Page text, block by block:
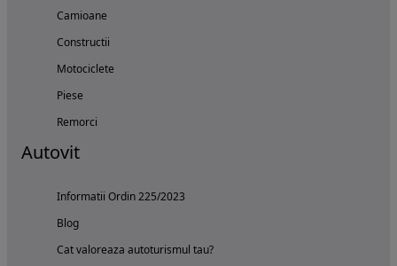
Camioane
Constructii
Motociclete
Piese
Remorci
Autovit
Informatii Ordin 225/2023
Blog
Cat valoreaza autoturismul tau?